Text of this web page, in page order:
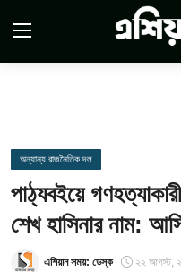
সম্পর্কে
সারাদেশ
অন্যান্য রাজনৈতিক দল
পাঠ্যবইয়ে
শেখ হাসিনার নাম:
এশিয়ান সময়: ডেস্ক ২২ আগস্ট,